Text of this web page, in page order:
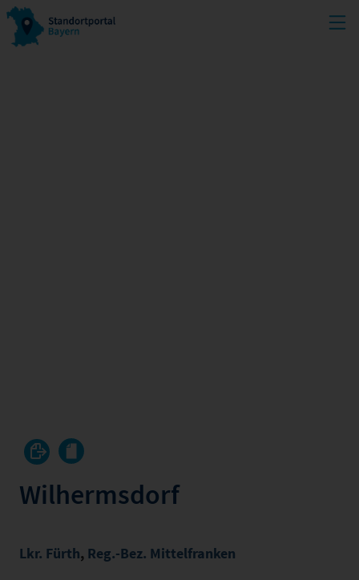
Wilhermsdorf
Lkr. Fürth, Reg.-Bez. Mittelfranken